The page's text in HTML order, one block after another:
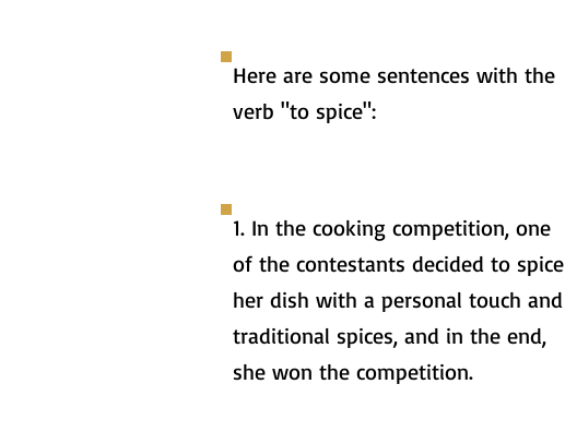
Here are some sentences with the
verb "to spice":
1. In the cooking competition, one
of the contestants decided to spice
her dish with a personal touch and
traditional spices, and in the end,
she won the competition.